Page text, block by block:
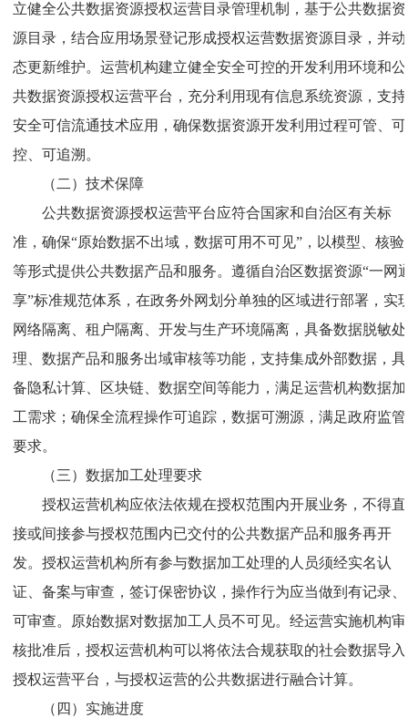
立健全公共数据资源授权运营目录管理机制，基于公共数据资
源目录，结合应用场景登记形成授权运营数据资源目录，并动
态更新维护。运营机构建立健全安全可控的开发利用环境和公
共数据资源授权运营平台，充分利用现有信息系统资源，支持
安全可信流通技术应用，确保数据资源开发利用过程可管、可
控、可追溯。
（二）技术保障
公共数据资源授权运营平台应符合国家和自治区有关标
准，确保“原始数据不出域，数据可用不可见”，以模型、核验
等形式提供公共数据产品和服务。遵循自治区数据资源“一网
享”标准规范体系，在政务外网划分单独的区域进行部署，实
网络隔离、租户隔离、开发与生产环境隔离，具备数据脱敏处
理、数据产品和服务出域审核等功能，支持集成外部数据，具
备隐私计算、区块链、数据空间等能力，满足运营机构数据加
工需求；确保全流程操作可追踪，数据可溯源，满足政府监管
要求。
（三）数据加工处理要求
授权运营机构应依法依规在授权范围内开展业务，不得直
接或间接参与授权范围内已交付的公共数据产品和服务再开
发。授权运营机构所有参与数据加工处理的人员须经实名认
证、备案与审查，签订保密协议，操作行为应当做到有记录、
可审查。原始数据对数据加工人员不可见。经运营实施机构审
核批准后，授权运营机构可以将依法合规获取的社会数据导入
授权运营平台，与授权运营的公共数据进行融合计算。
（四）实施进度